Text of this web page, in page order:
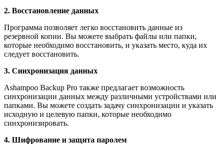
2. Восстановление данных
Программа позволяет легко восстановить данные из
резервной копии. Вы можете выбрать файлы или папки,
которые необходимо восстановить, и указать место, куда их
следует восстановить.
3. Синхронизация данных
Ashampoo Backup Pro также предлагает возможность
синхронизации данных между различными устройствами или
папками. Вы можете создать задачу синхронизации и указать
исходную и целевую папки, которые необходимо
синхронизировать.
4. Шифрование и защита паролем